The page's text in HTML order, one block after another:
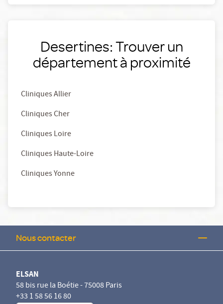
Desertines: Trouver un
département à proximité
Cliniques Allier
Cliniques Cher
Cliniques Loire
Cliniques Haute-Loire
Cliniques Yonne
Nous contacter
ELSAN
58 bis rue la Boétie - 75008 Paris
+33 1 58 56 16 80